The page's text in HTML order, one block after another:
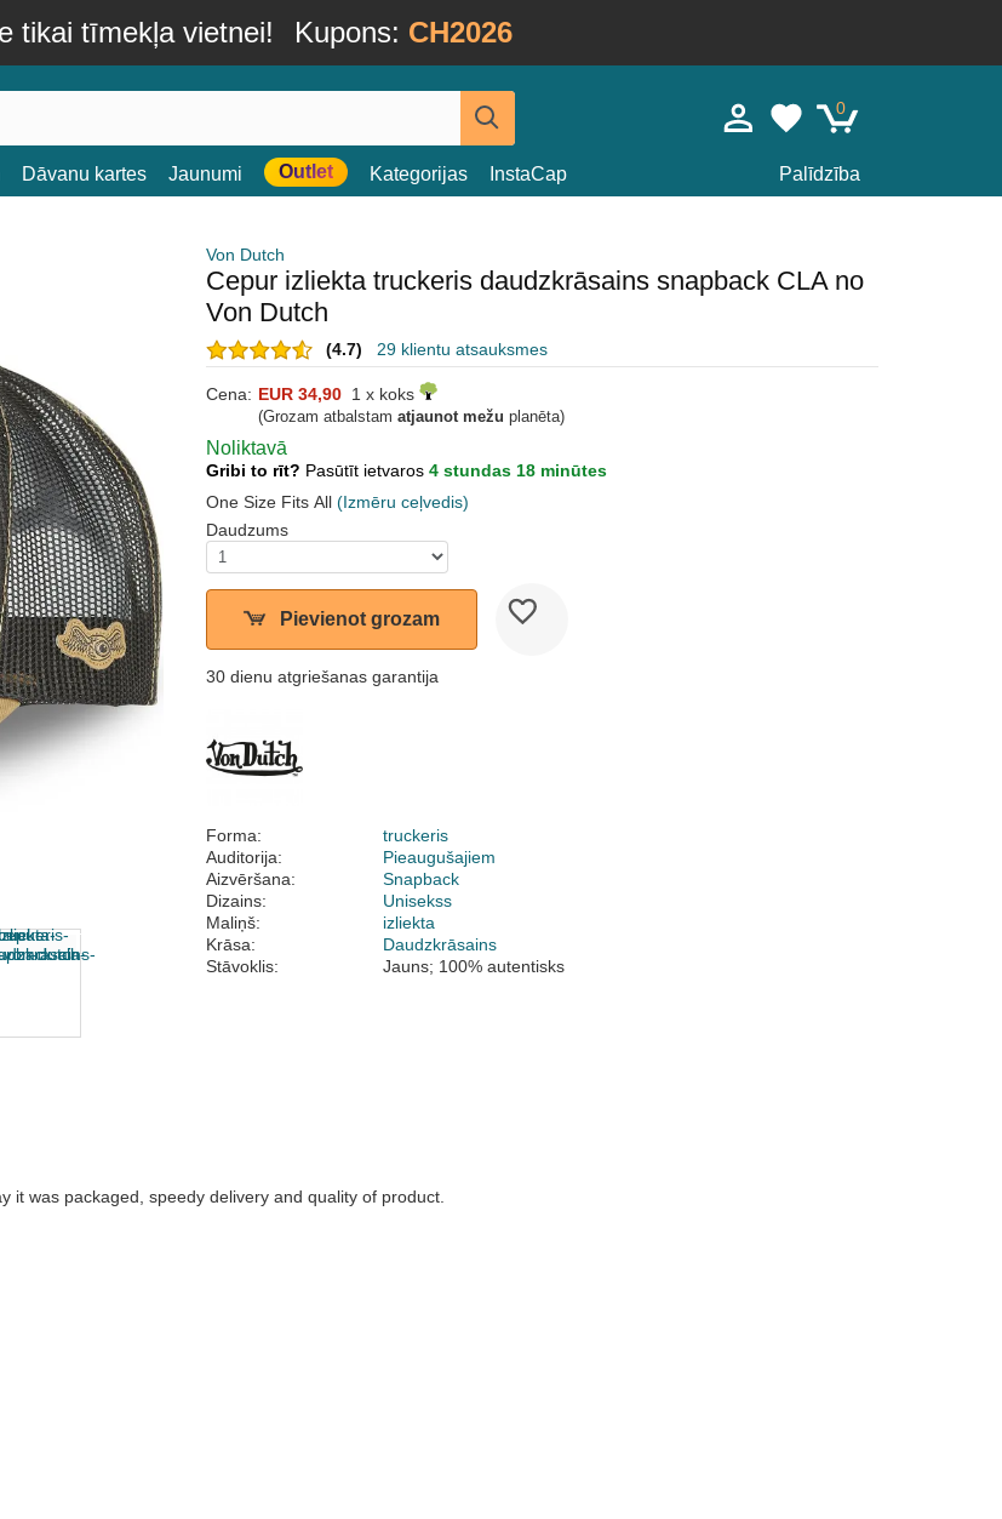
tikai tīmekļa vietnei! Kupons: CH2026
0
Dāvanu kartes Jaunumi Outlet Kategorijas InstaCap Palīdzība
Von Dutch
Cepur izliekta truckeris daudzkrāsains snapback CLA no
Von Dutch
(4.7) 29 klientu atsauksmes
Cena: EUR 34,90 1 x koks
(Grozam atbalstam atjaunot mežu planēta)
Noliktavā
Gribi to rīt? Pasūtīt ietvaros 4 stundas 18 minūtes
One Size Fits All (Izmēru ceļvedis)
Daudzums
Pievienot grozam
30 dienu atgriešanas garantija
Forma:
truckeris
Auditorija:
Pieaugušajiem
Aizvēršana:
Snapback
Dizains:
Unisekss
Maliņš:
izliekta
Krāsa:
Daudzkrāsains
Stāvoklis:
Jauns; 100% autentisks
it was packaged, speedy delivery and quality of product.